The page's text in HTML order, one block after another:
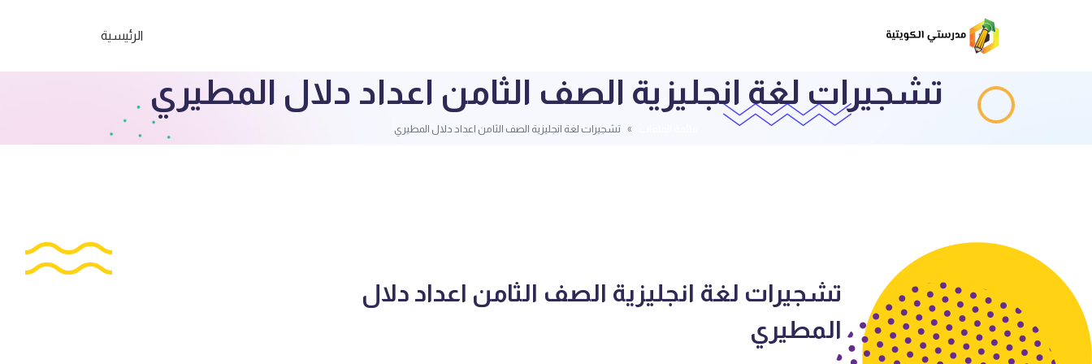
الرئيسية
تشجيرات لغة انجليزية الصف الثامن اعداد دلال المطيري
تشجيرات لغة انجليزية الصف الثامن اعداد دلال المطيري
تشجيرات لغة انجليزية الصف الثامن اعداد دلال
المطيري